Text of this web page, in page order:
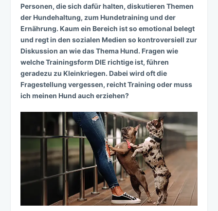
Personen, die sich dafür halten, diskutieren Themen
der Hundehaltung, zum Hundetraining und der
Ernährung. Kaum ein Bereich ist so emotional belegt
und regt in den sozialen Medien so kontroversiell zur
Diskussion an wie das Thema Hund. Fragen wie
welche Trainingsform DIE richtige ist, führen
geradezu zu Kleinkriegen. Dabei wird oft die
Fragestellung vergessen, reicht Training oder muss
ich meinen Hund auch erziehen?